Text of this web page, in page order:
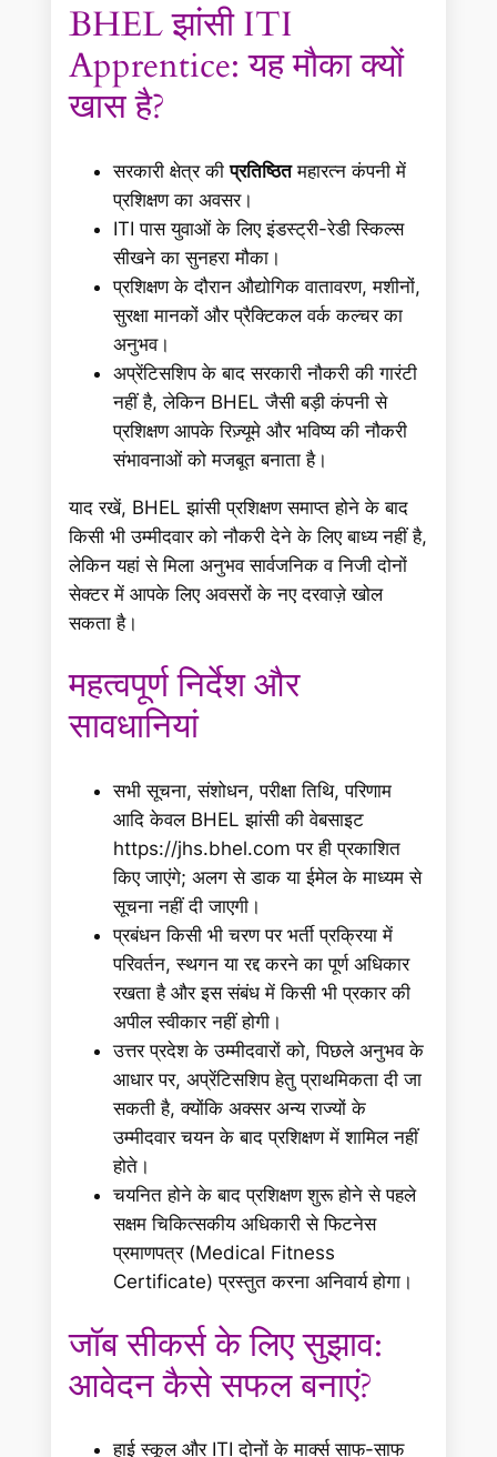
BHEL झांसी ITI
Apprentice: यह मौका क्यों
खास है?
सरकारी क्षेत्र कीप्रतिष्ठितमहारत्न कंपनी में
प्रशिक्षण का अवसर।
ITI पास युवाओं के लिए इंडस्ट्री-रेडी स्किल्स
सीखने का सुनहरा मौका।
प्रशिक्षण के दौरान औद्योगिक वातावरण, मशीनों,
सुरक्षा मानकों और प्रैक्टिकल वर्क कल्चर का
अनुभव।
अप्रेंटिसशिप के बाद सरकारी नौकरी की गारंटी
नहीं है, लेकिन BHEL जैसी बड़ी कंपनी से
प्रशिक्षण आपके रिज़्यूमे और भविष्य की नौकरी
संभावनाओं को मजबूत बनाता है।
याद रखें, BHEL झांसी प्रशिक्षण समाप्त होने के बाद
किसी भी उम्मीदवार को नौकरी देने के लिए बाध्य नहीं है,
लेकिन यहां से मिला अनुभव सार्वजनिक व निजी दोनों
सेक्टर में आपके लिए अवसरों के नए दरवाज़े खोल
सकता है।
महत्वपूर्ण निर्देश और
सावधानियां
सभी सूचना, संशोधन, परीक्षा तिथि, परिणाम
आदि केवल BHEL झांसी की वेबसाइट
https://jhs.bhel.com पर ही प्रकाशित
किए जाएंगे; अलग से डाक या ईमेल के माध्यम से
सूचना नहीं दी जाएगी।
प्रबंधन किसी भी चरण पर भर्ती प्रक्रिया में
परिवर्तन, स्थगन या रद्द करने का पूर्ण अधिकार
रखता है और इस संबंध में किसी भी प्रकार की
अपील स्वीकार नहीं होगी।
उत्तर प्रदेश के उम्मीदवारों को, पिछले अनुभव के
आधार पर, अप्रेंटिसशिप हेतु प्राथमिकता दी जा
सकती है, क्योंकि अक्सर अन्य राज्यों के
उम्मीदवार चयन के बाद प्रशिक्षण में शामिल नहीं
होते।
चयनित होने के बाद प्रशिक्षण शुरू होने से पहले
सक्षम चिकित्सकीय अधिकारी से फिटनेस
प्रमाणपत्र (Medical Fitness
Certificate) प्रस्तुत करना अनिवार्य होगा।
जॉब सीकर्स के लिए सुझाव:
आवेदन कैसे सफल बनाएं?
हाई स्कूल और ITI दोनों के मार्क्स साफ-साफ